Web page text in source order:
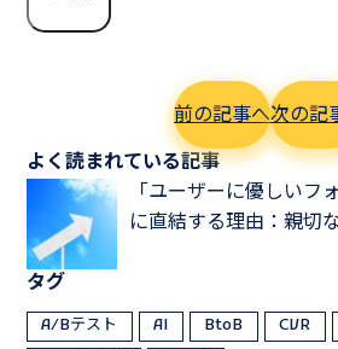
前の記事へ次の記
よく読まれている記事
「ユーザーに優しいフ
に直結する理由：親切
タグ
A/Bテスト AI BtoB CVR